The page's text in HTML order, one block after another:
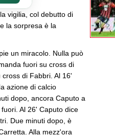
vigilia, col debutto di
la sorpresa è la
un miracolo. Nulla può
fuori su cross di
di Fabbri. Al 16'
azione di calcio
dopo, ancora Caputo a
Al 26' Caputo dice
Due minuti dopo, è
Alla mezz'ora